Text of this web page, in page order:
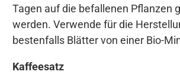
Tagen auf die befallenen Pflanzen
werden. Verwende für die
bestenfalls Blätter von einer Bio-
Kaffeesatz